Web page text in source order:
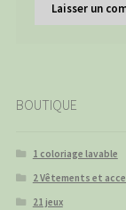
BOUTIQUE
1 coloriage lavable
2 Vêtements et
21 jeux